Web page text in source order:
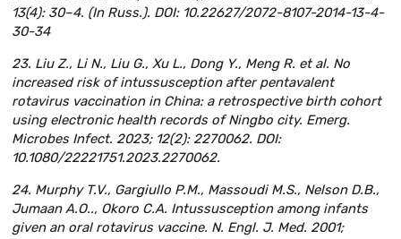
13(4): 30–4. (In Russ.). DOI: 10.22627/2072-8107-2014-13-4-
30-34
23. Liu Z., Li N., Liu G., Xu L., Dong Y., Meng R. et al. No
increased risk of intussusception after pentavalent
rotavirus vaccination in China: a retrospective birth cohort
using electronic health records of Ningbo city. Emerg.
Microbes Infect. 2023; 12(2): 2270062. DOI:
10.1080/22221751.2023.2270062.
24. Murphy T.V., Gargiullo P.M., Massoudi M.S., Nelson D.B.,
Jumaan A.O.., Okoro C.A. Intussusception among infants
given an oral rotavirus vaccine. N. Engl. J. Med. 2001;